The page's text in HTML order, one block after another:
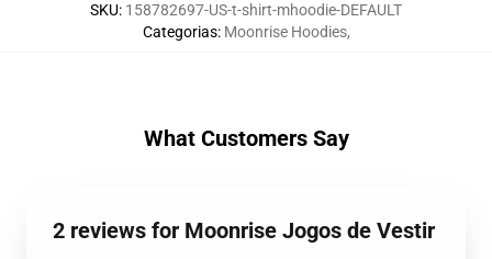
SKU: 158782697-US-t-shirt-mhoodie-DEFAULT
Categorias: Moonrise Hoodies,
What Customers Say
2 reviews for Moonrise Jogos de Vestir